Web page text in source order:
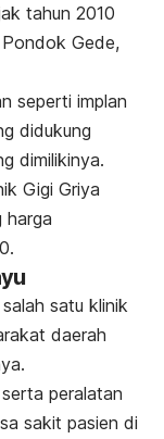
tahun 2010
Gede,
seperti implan
didukung
dimilikinya.
Gigi Griya
harga
satu klinik
daerah
peralatan
sakit pasien di